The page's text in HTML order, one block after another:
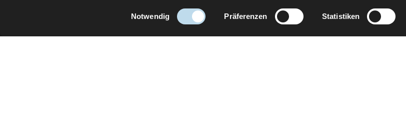
Einwilligungsauswahl
Notwendig Präferenzen Statistiken